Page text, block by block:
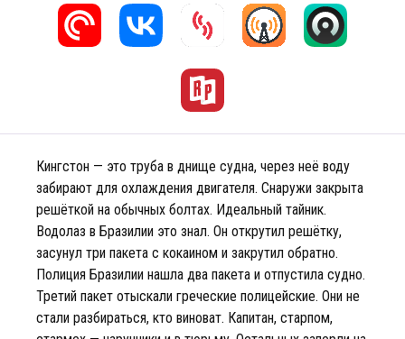
Кингстон — это труба в днище судна, через неё воду
забирают для охлаждения двигателя. Снаружи закрыта
решёткой на обычных болтах. Идеальный тайник.
Водолаз в Бразилии это знал. Он открутил решётку,
засунул три пакета с кокаином и закрутил обратно.
Полиция Бразилии нашла два пакета и отпустила судно.
Третий пакет отыскали греческие полицейские. Они не
стали разбираться, кто виноват. Капитан, старпом,